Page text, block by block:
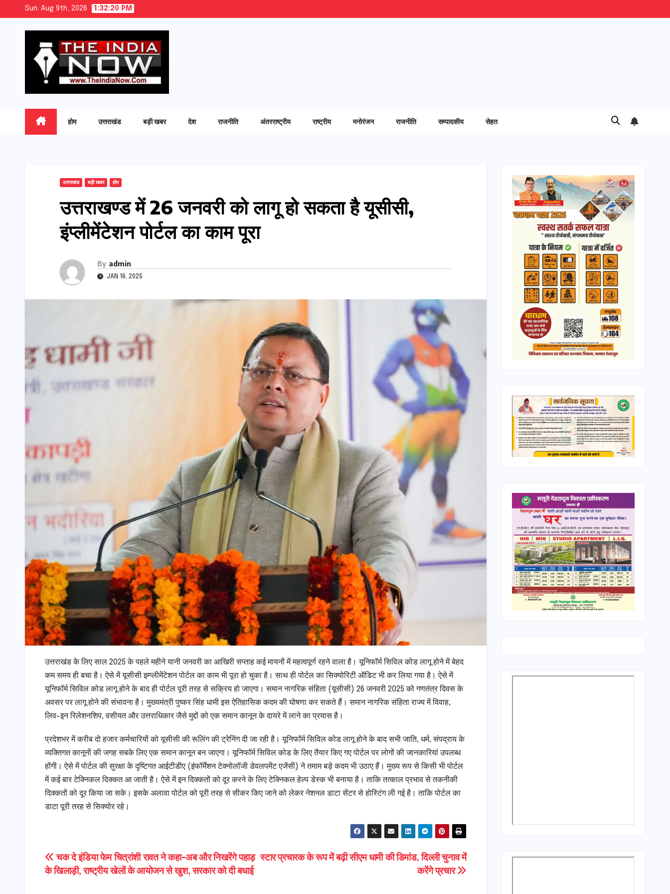
Sun. Aug 9th, 2026 1:32:21 PM
होम उत्तराखंड बड़ी खबर देश राजनीति अंतरराष्ट्रीय राष्ट्रीय मनोरंजन राजनीति सम्पादकीय सेहत
उत्तराखंड बड़ी खबर होम
उत्तराखण्ड में 26 जनवरी को लागू हो सकता है यूसीसी,
इंप्लीमेंटेशन पोर्टल का काम पूरा
By admin
JAN 16, 2025
उत्तराखंड के लिए साल 2025 के पहले महीने यानी जनवरी का आखिरी सप्ताह कई मायनों में महत्वपूर्ण रहने वाला है। यूनिफॉर्म सिविल कोड लागू होने में बेहद
कम समय ही बचा है। ऐसे में यूसीसी इम्प्लीमेंटेशन पोर्टल का काम भी पूरा हो चुका है। साथ ही पोर्टल का सिक्योरिटी ऑडिट भी कर लिया गया है। ऐसे में
यूनिफॉर्म सिविल कोड लागू होने के बाद ही पोर्टल पूरी तरह से सक्रिय हो जाएगा। समान नागरिक संहिता (यूसीसी) 26 जनवरी 2025 को गणतंत्र दिवस के
अवसर पर लागू होने की संभावना है। मुख्यमंत्री पुष्कर सिंह धामी इस ऐतिहासिक कदम की घोषणा कर सकते हैं। समान नागरिक संहिता राज्य में विवाह,
लिव-इन रिलेशनशिप, वसीयत और उत्तराधिकार जैसे मुद्दों को एक समान कानून के दायरे में लाने का प्रयास है।
प्रदेशभर में करीब दो हजार कर्मचारियों को यूसीसी की रूलिंग की ट्रेनिंग दी जा रही है। यूनिफॉर्म सिविल कोड लागू होने के बाद सभी जाति, धर्म, संपद्राय के
व्यक्तिगत कानूनों की जगह सबके लिए एक समान कानून बन जाएगा। यूनिफॉर्म सिविल कोड के लिए तैयार किए गए पोर्टल पर लोगों की जानकारियां उपलब्ध
होंगी। ऐसे में पोर्टल की सुरक्षा के दृष्टिगत आईटीडीए (इंफॉर्मेशन टेक्नोलॉजी डेवलपमेंट एजेंसी) ने तमाम बड़े कदम भी उठाए हैं। मुख्य रूप से किसी भी पोर्टल
में कई बार टेक्निकल दिक्कत आ जाती है। ऐसे में इन दिक्कतों को दूर करने के लिए टेक्निकल हेल्प डेस्क भी बनाया है। ताकि तत्काल प्रभाव से तकनीकी
दिक्कतों को दूर किया जा सके। इसके अलावा पोर्टल को पूरी तरह से सीकर किए जाने को लेकर नेशनल डाटा सेंटर से होस्टिंग ली गई है। ताकि पोर्टल का
डाटा पूरी तरह से सिक्योर रहे।
Post
navigation
स्टार प्रचारक के रूप में बढ़ी सीएम धामी की डिमांड, दिल्ली चुनाव में
करेंगे प्रचार
चक दे इंडिया फेम चित्रांशी रावत ने कहा-अब और निखरेंगे पहाड़
के खिलाड़ी, राष्ट्रीय खेलों के आयोजन से खुश, सरकार को दी बधाई